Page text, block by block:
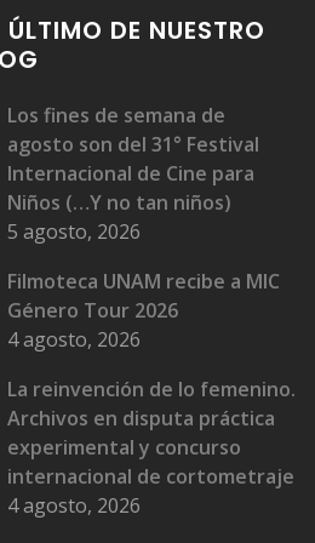
ÚLTIMO DE NUESTRO
Los fines de semana de
agosto son del 31° Festival
Internacional de Cine para
Niños (…Y no tan niños)
5 agosto, 2026
Filmoteca UNAM recibe a MIC
Género Tour 2026
4 agosto, 2026
La reinvención de lo femenino.
Archivos en disputa práctica
experimental y concurso
internacional de cortometraje
4 agosto, 2026